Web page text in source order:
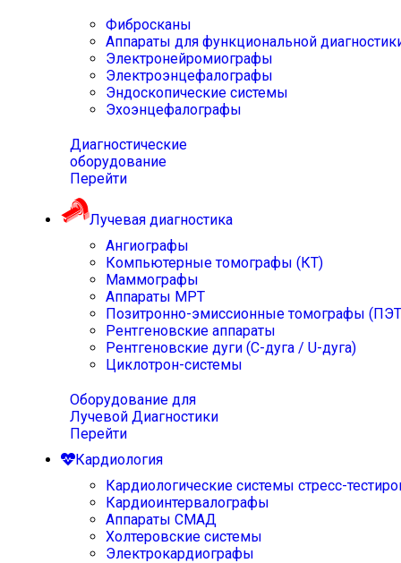
Фибросканы
Аппараты для функциональной
Электронейромиографы
Электроэнцефалографы
Эндоскопические системы
Эхоэнцефалографы
Диагностические
оборудование
Перейти
Лучевая диагностика
Ангиографы
Компьютерные томографы (КТ)
Маммографы
Аппараты МРТ
Позитронно-эмиссионные томографы
Рентгеновские аппараты
Рентгеновские дуги (С-дуга / U-дуга)
Циклотрон-системы
Оборудование для
Лучевой Диагностики
Перейти
Кардиология
Кардиологические системы стресс-
Кардиоинтервалографы
Аппараты СМАД
Холтеровские системы
Электрокардиографы